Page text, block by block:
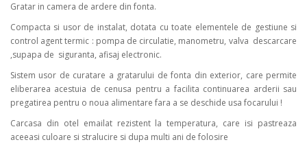
Gratar in camera de ardere din fonta.
Compacta si usor de instalat, dotata cu toate elementele de gestiune si
control agent termic : pompa de circulatie, manometru, valva descarcare
,supapa de siguranta, afisaj electronic.
Sistem usor de curatare a gratarului de fonta din exterior, care permite
eliberarea acestuia de cenusa pentru a facilita continuarea arderii sau
pregatirea pentru o noua alimentare fara a se deschide usa focarului !
Carcasa din otel emailat rezistent la temperatura, care isi pastreaza
aceeasi culoare si stralucire si dupa multi ani de folosire